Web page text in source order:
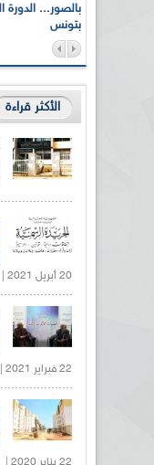
بتونس
الأكثر قراءة
20 أبريل 2021 |
22 فبراير 2021 |
22 يناير 2020 |